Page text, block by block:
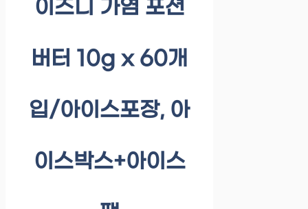
이즈니 가염 포션
버터 10g x 60개
입/아이스포장, 아
이스박스+아이스